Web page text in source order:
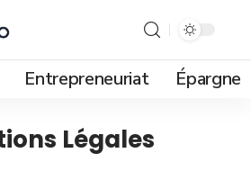
Entrepreneuriat Épargne
Légales